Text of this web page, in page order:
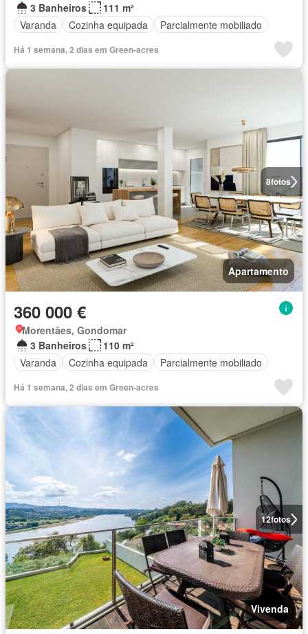
3 Banheiros
111 m²
Varanda
Cozinha equipada Parcialmente mobiliado
Há 1 semana, 2 dias em Green-acres
8fotos
Apartamento
360 000 €
Morentães, Gondomar
3 Banheiros
110 m²
Varanda
Cozinha equipada Parcialmente mobiliado
Há 1 semana, 2 dias em Green-acres
12fotos
Vivenda